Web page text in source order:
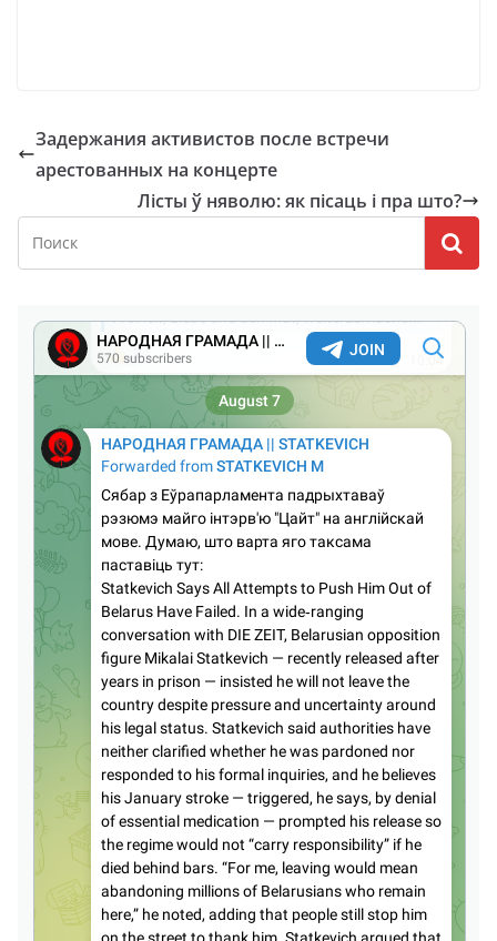
Задержания активистов после встречи
арестованных на концерте
Лісты ў няволю: як пісаць і пра што?